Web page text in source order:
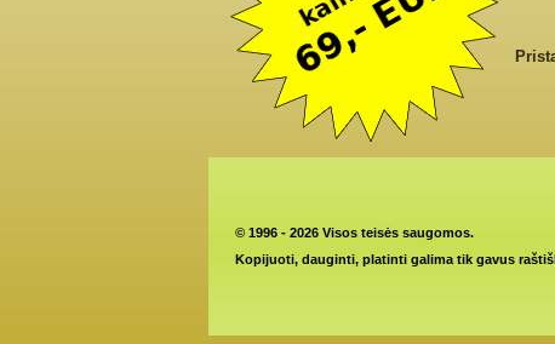
© 1996 - 2026 Visos teisės saugomos.
Kopijuoti, dauginti, platinti galima tik gavus